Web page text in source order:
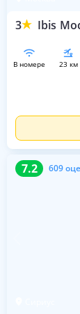
3 Ibis
в номере 23 км
7.2 609
7.2 609 оценок